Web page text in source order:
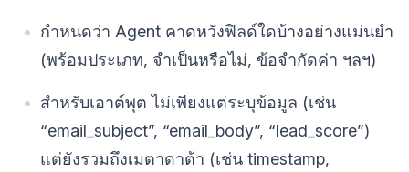
กำหนดว่า Agent คาดหวังฟิลด์ใดบ้างอย่างแม่นยำ
(พร้อมประเภท, จำเป็นหรือไม่, ข้อจำกัดค่า ฯลฯ)
สำหรับเอาต์พุต ไม่เพียงแต่ระบุข้อมูล (เช่น
“email_subject”, “email_body”, “lead_score”)
แต่ยังรวมถึงเมตาดาต้า (เช่น timestamp,